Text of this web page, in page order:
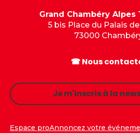
Grand Chambéry Alpes
5 bis Place du Palais
73000
☎ Nous
Je m'inscris à la
Espace proAnnoncez votre